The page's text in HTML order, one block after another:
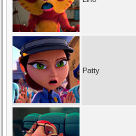
Patty